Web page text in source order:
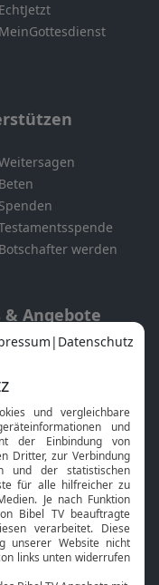
EchtJetzt
MeinGottesdienst
Beten
Spenden
Botschafter werden
& Angebote
App
TV
HbbTV
Online-Bibel
Gottesdienst